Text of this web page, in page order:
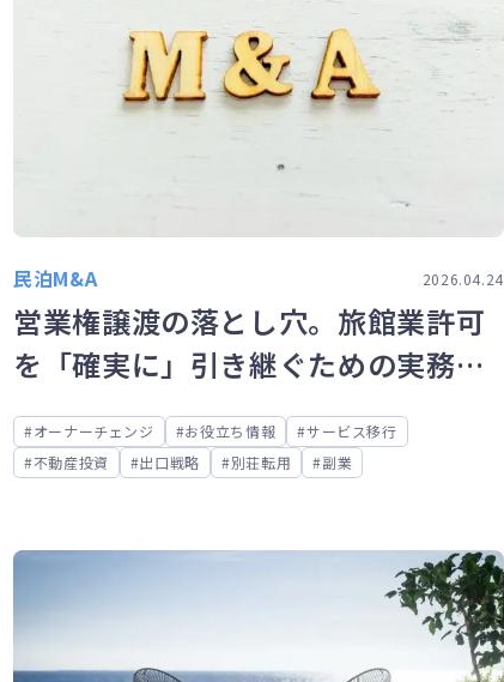
民泊M&A 2026.04.24
営業権譲渡の落とし穴。旅館業許可
を「確実に」引き継ぐための実務ポ
イント
オーナーチェンジ お役立ち情報
サービス移行
不動産投資
出口戦略 別荘転用 副業